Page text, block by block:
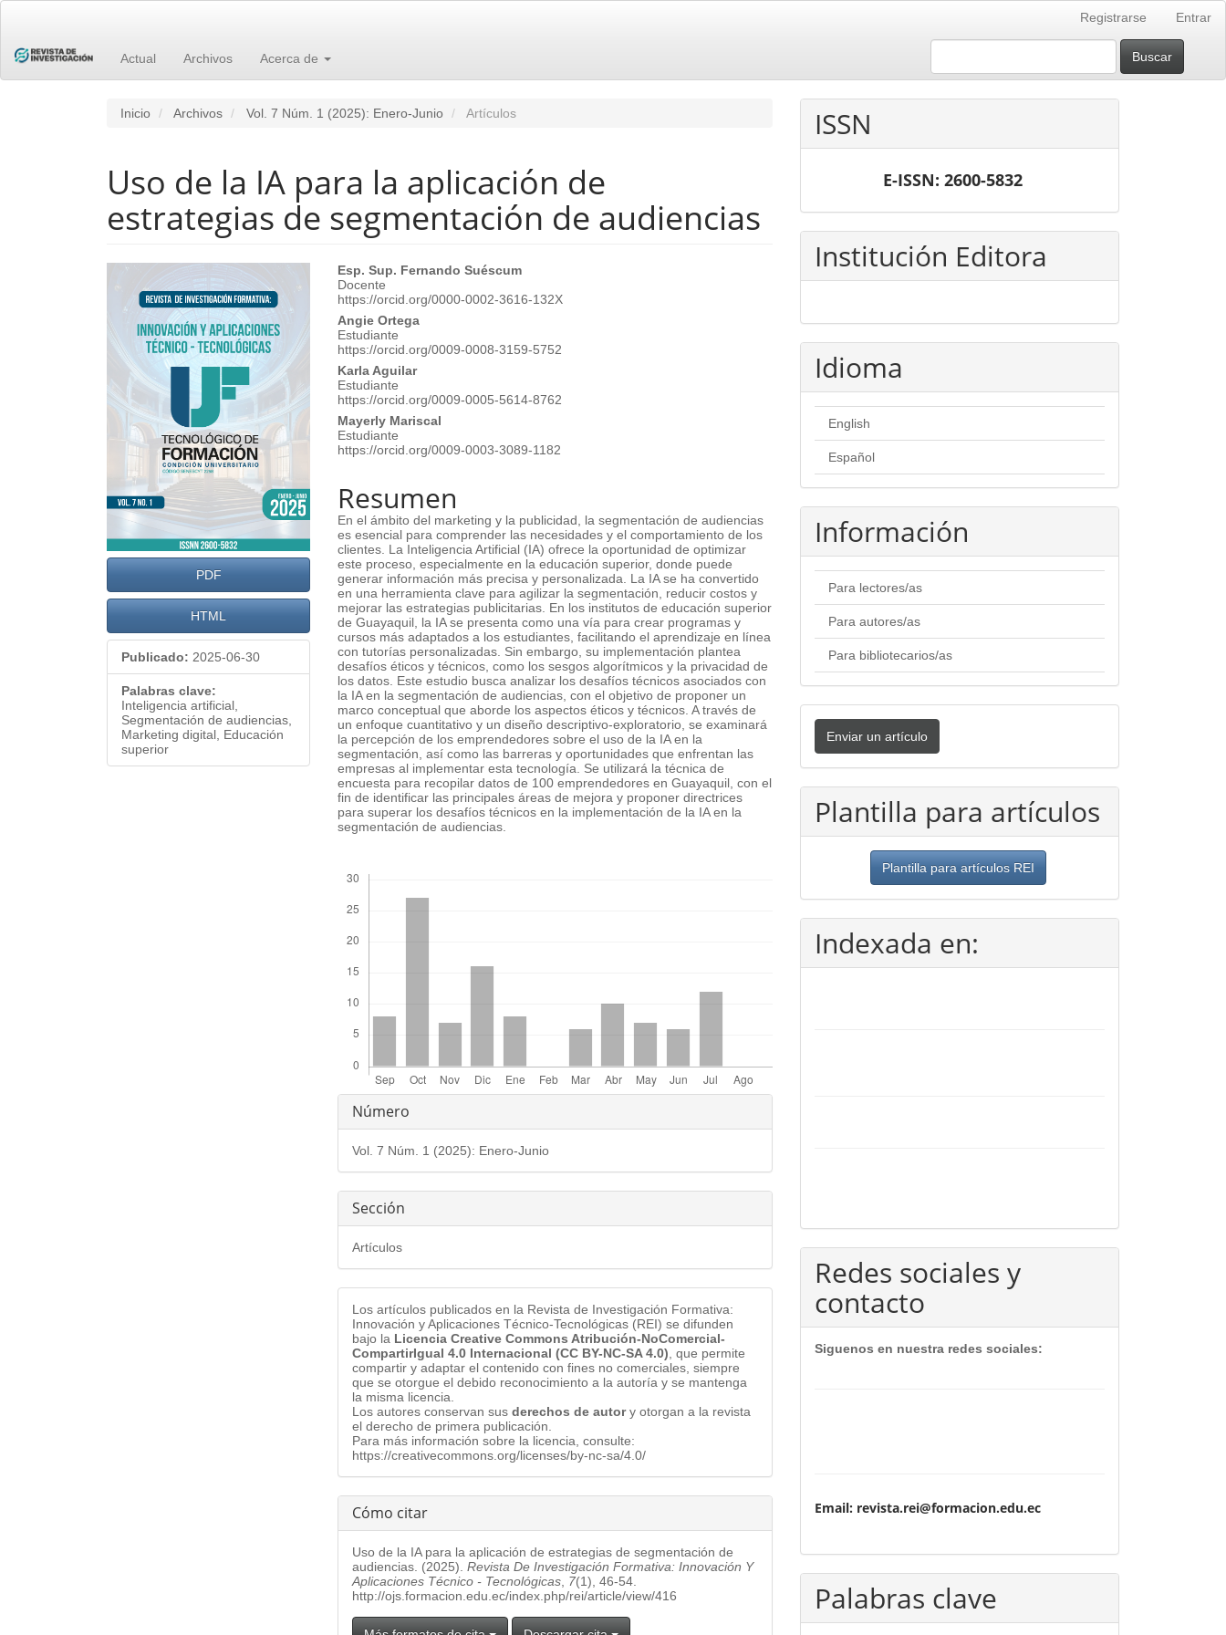
principal
Barra
lateral
Registrarse Entrar
Actual Archivos Acerca de Buscar
Inicio Archivos Vol. 7 Núm. 1 (2025): Enero-Junio Artículos
Uso de la IA para la aplicación de
estrategias de segmentación de audiencias
Barra
lateral
del
artículo
PDF
HTML
Publicado: 2025-06-30
Palabras clave:
Inteligencia artificial,
Segmentación de audiencias,
Marketing digital, Educación
superior
Contenido
principal
del
artículo
Esp. Sup. Fernando Suéscum
Docente
https://orcid.org/0000-0002-3616-132X
Angie Ortega
Estudiante
https://orcid.org/0009-0008-3159-5752
Karla Aguilar
Estudiante
https://orcid.org/0009-0005-5614-8762
Mayerly Mariscal
Estudiante
https://orcid.org/0009-0003-3089-1182
Resumen
En el ámbito del marketing y la publicidad, la segmentación de audiencias
es esencial para comprender las necesidades y el comportamiento de los
clientes. La Inteligencia Artificial (IA) ofrece la oportunidad de optimizar
este proceso, especialmente en la educación superior, donde puede
generar información más precisa y personalizada. La IA se ha convertido
en una herramienta clave para agilizar la segmentación, reducir costos y
mejorar las estrategias publicitarias. En los institutos de educación superior
de Guayaquil, la IA se presenta como una vía para crear programas y
cursos más adaptados a los estudiantes, facilitando el aprendizaje en línea
con tutorías personalizadas. Sin embargo, su implementación plantea
desafíos éticos y técnicos, como los sesgos algorítmicos y la privacidad de
los datos. Este estudio busca analizar los desafíos técnicos asociados con
la IA en la segmentación de audiencias, con el objetivo de proponer un
marco conceptual que aborde los aspectos éticos y técnicos. A través de
un enfoque cuantitativo y un diseño descriptivo-exploratorio, se examinará
la percepción de los emprendedores sobre el uso de la IA en la
segmentación, así como las barreras y oportunidades que enfrentan las
empresas al implementar esta tecnología. Se utilizará la técnica de
encuesta para recopilar datos de 100 emprendedores en Guayaquil, con el
fin de identificar las principales áreas de mejora y proponer directrices
para superar los desafíos técnicos en la implementación de la IA en la
segmentación de audiencias.
Detalles
del
artículo
Número
Vol. 7 Núm. 1 (2025): Enero-Junio
Sección
Artículos
Los artículos publicados en la Revista de Investigación Formativa:
Innovación y Aplicaciones Técnico-Tecnológicas (REI) se difunden
bajo la Licencia Creative Commons Atribución-NoComercial-
CompartirIgual 4.0 Internacional (CC BY-NC-SA 4.0) , que permite
compartir y adaptar el contenido con fines no comerciales, siempre
que se otorgue el debido reconocimiento a la autoría y se mantenga
la misma licencia.
Los autores conservan susderechos de autory otorgan a la revista
el derecho de primera publicación.
Para más información sobre la licencia, consulte:
https://creativecommons.org/licenses/by-nc-sa/4.0/
Cómo citar
Uso de la IA para la aplicación de estrategias de segmentación de
audiencias. (2025).Revista De Investigación Formativa: Innovación Y
Aplicaciones Técnico - Tecnológicas 7(1), 46-54.
http://ojs.formacion.edu.ec/index.php/rei/article/view/416
ISSN
E-ISSN: 2600-5832
Institución Editora
Idioma
English
Español
Información
Para lectores/as
Para autores/as
Para bibliotecarios/as
Enviar
un
artículo
Enviar un artículo
Plantilla para artículos
Plantilla para artículos REI
Indexada en:
Redes sociales y
contacto
Siguenos en nuestra redes sociales:
Email: revista.rei@formacion.edu.ec
Palabras clave